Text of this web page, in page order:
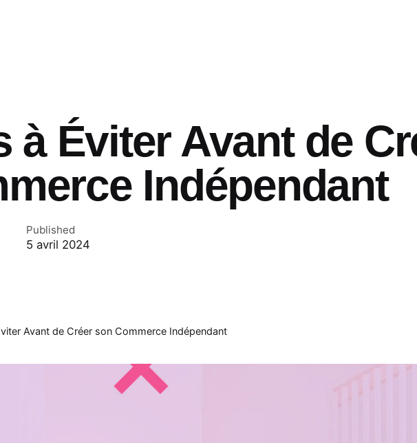
à Éviter Avant de
Indépendant
Published
5 avril 2024
Avant de Créer son Commerce Indépendant